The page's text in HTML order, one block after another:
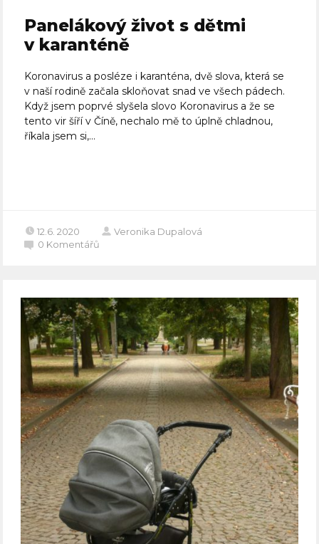
Panelákový život s dětmi
v karanténě
Koronavirus a posléze i karanténa, dvě slova, která se
v naší rodině začala skloňovat snad ve všech pádech.
Když jsem poprvé slyšela slovo Koronavirus a že se
tento vir šíří v Číně, nechalo mě to úplně chladnou,
říkala jsem si,...
12.6. 2020
Veronika Dupalová
0 Komentářů